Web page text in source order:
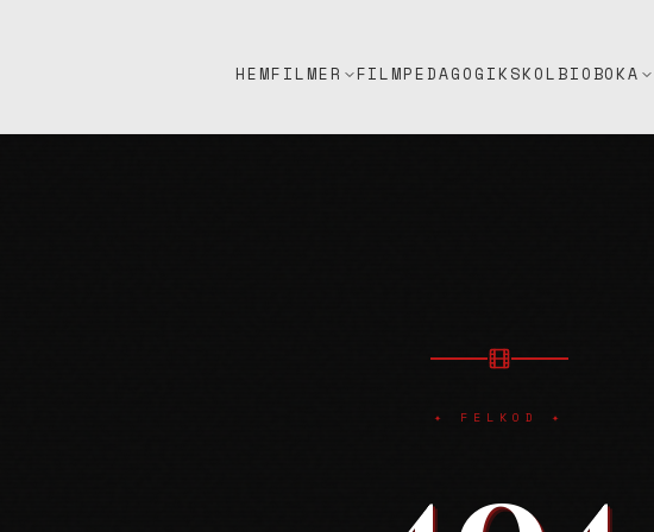
HEMFILMER FILMPEDAGOGIK SKOLBIO BOKA
✦ FELKOD ✦